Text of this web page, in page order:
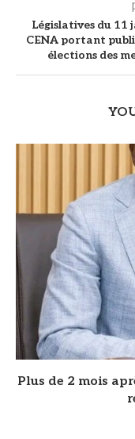
Législatives du 11
CENA portant
élections des
Plus de 2 mois